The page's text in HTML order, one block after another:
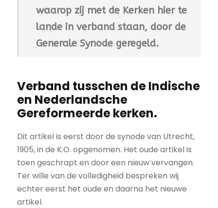
waarop zij met de Kerken hier te
lande in verband staan, door de
Generale Synode geregeld.
Verband tusschen de Indische
en Nederlandsche
Gereformeerde kerken.
Dit artikel is eerst door de synode van Utrecht,
1905, in de K.O. opgenomen. Het oude artikel is
toen geschrapt en door een nieuw vervangen.
Ter wille van de volledigheid bespreken wij
echter eerst het oude en daarna het nieuwe
artikel.